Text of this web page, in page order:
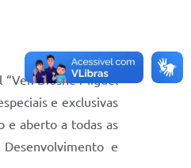
“Ver. Diosne Miguel
e exclusivas
e aberto a todas as
e